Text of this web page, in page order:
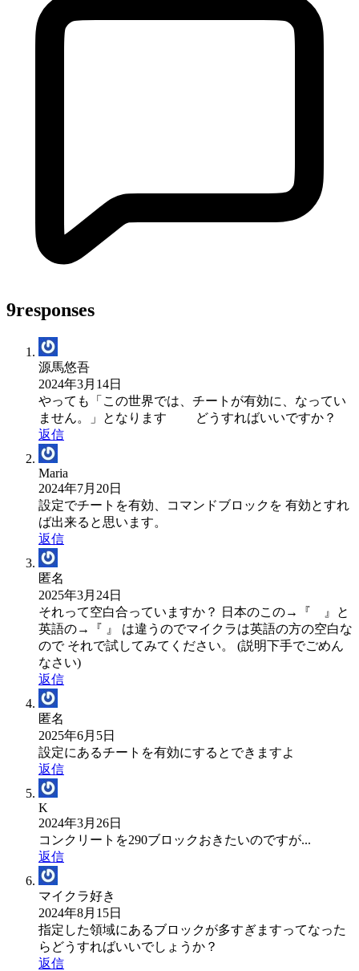
9responses
源馬悠吾
2024年3月14日
やっても「この世界では、チートが有効に、なってい
ません。」となります どうすればいいですか？
返信
Maria
2024年7月20日
設定でチートを有効、コマンドブロックを 有効とすれ
ば出来ると思います。
返信
匿名
2025年3月24日
それって空白合っていますか？ 日本のこの→『 』と
英語の→『 』 は違うのでマイクラは英語の方の空白な
ので それで試してみてください。 (説明下手でごめん
なさい)
返信
匿名
2025年6月5日
設定にあるチートを有効にするとできますよ
返信
K
2024年3月26日
コンクリートを290ブロックおきたいのですが...
返信
マイクラ好き
2024年8月15日
指定した領域にあるブロックが多すぎますってなった
らどうすればいいでしょうか？
返信